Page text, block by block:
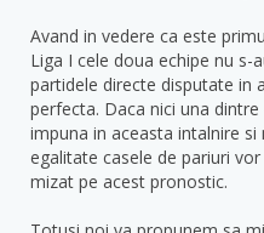
Avand in vedere ca este
Liga I cele doua echipe nu
partidele directe disputate in
perfecta. Daca nici una
impuna in aceasta intalnire
egalitate casele de pariuri
mizat pe acest pronostic.